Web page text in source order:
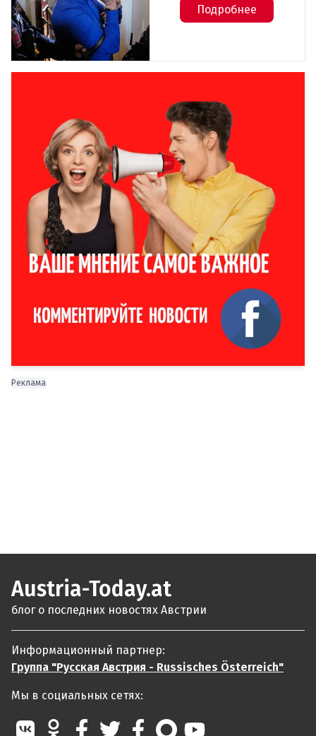
Подробнее
Реклама
Austria-Today.at
блог о последних новостях Австрии
Информационный партнер:
Группа "Русская Австрия - Russisches Österreich"
Мы в социальных сетях: